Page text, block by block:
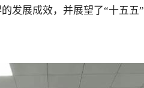
发展成效，并展望了“十五